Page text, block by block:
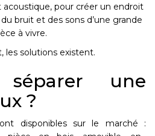
pour créer un endroit
bruit et des sons d’une grande
à vivre.
les solutions existent.
séparer une
?
disponibles sur le marché :